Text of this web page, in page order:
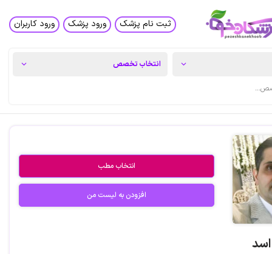
ثبت نام پزشک ورود پزشک ورود کاربران
انتخاب مطب
افزودن به لیست من